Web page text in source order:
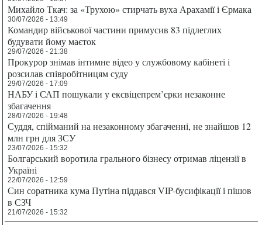
Михайло Ткач: за «Трухою» стирчать вуха Арахамії і Єрмака
30/07/2026 - 13:49
Командир військової частини примусив 83 підлеглих
будувати йому маєток
29/07/2026 - 21:38
Прокурор знімав інтимне відео у службовому кабінеті і
розсилав співробітницям суду
29/07/2026 - 17:09
НАБУ і САП пошукали у ексвіцепрем’єрки незаконне
збагачення
28/07/2026 - 19:48
Суддя, спійманий на незаконному збагаченні, не знайшов 12
млн грн для ЗСУ
23/07/2026 - 15:32
Болгарський воротила грального бізнесу отримав ліцензії в
Україні
22/07/2026 - 12:59
Син соратника кума Путіна піддався VIP-бусифікації і пішов
в СЗЧ
21/07/2026 - 15:32